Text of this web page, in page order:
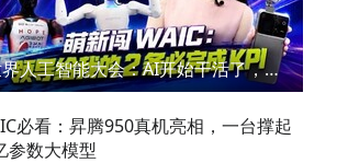
世界人工智能大会：AI开始干活了，但到底干的怎么样？萌新闯WAIC
必看：昇腾950真机亮相，一台撑起
参数大模型